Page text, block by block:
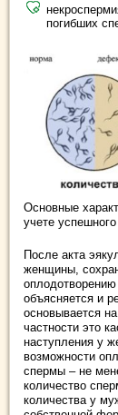
погибших
Основные
учете
После акта
женщины,
объясняется и
основывается
частности это
наступления у
возможности
спермы – не
количество
количества у